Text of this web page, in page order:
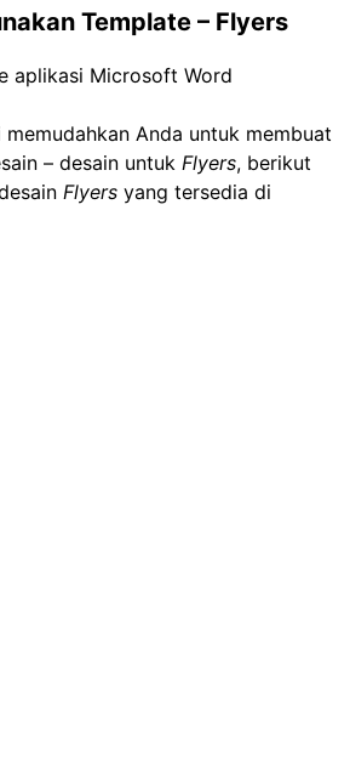
Template – Flyers
memudahkan Anda untuk membuat
– desain untuk Flyers, berikut
Flyers yang tersedia di